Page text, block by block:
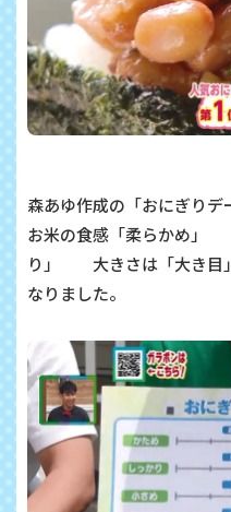
森あゆ作成の「おにぎりデ
お米の食感「柔らかめ」
り」 大きさは「大き目
なりました。